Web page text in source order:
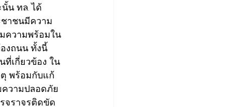
น ทล. ได้
ชาชนมีความ
ความพร้อมใน
งถนน ทั้งนี้
เกี่ยวข้อง ใน
ตุ พร้อมกับแก้
ความปลอดภัย
จราจรติดขัด